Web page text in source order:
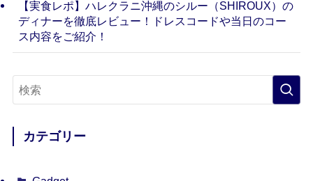
【実食レポ】ハレクラニ沖縄のシルー（SHIROUX）の
ディナーを徹底レビュー！ドレスコードや当日のコー
ス内容をご紹介！
カテゴリー